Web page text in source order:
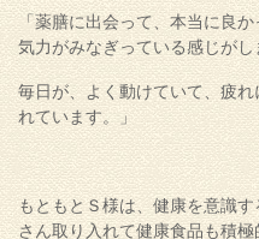
「薬膳に出会って、本当に良
気力がみなぎっている感じがし
毎日が、よく動けていて、疲
れています。」
もともとＳ様は、健康を意識
さん取り入れて健康食品も積